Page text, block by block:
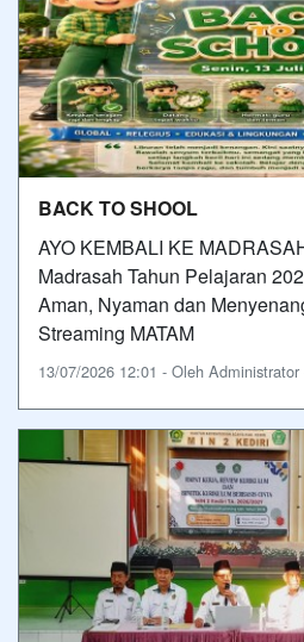
BACK TO SHOOL
AYO KEMBALI KE
Madrasah Tahun Pelajaran
Aman, Nyaman dan
Streaming MATAM
13/07/2026 12:01 - Oleh